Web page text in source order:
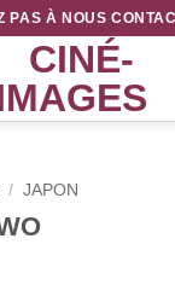
PAS À NOUS
/ JAPON